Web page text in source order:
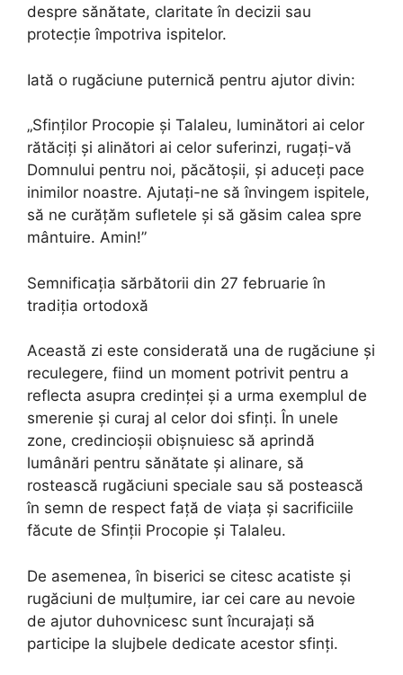
despre sănătate, claritate în decizii sau
protecție împotriva ispitelor.
Iată o rugăciune puternică pentru ajutor divin:
„Sfinților Procopie și Talaleu, luminători ai celor
rătăciți și alinători ai celor suferinzi, rugați-vă
Domnului pentru noi, păcătoșii, și aduceți pace
inimilor noastre. Ajutați-ne să învingem ispitele,
să ne curățăm sufletele și să găsim calea spre
mântuire. Amin!”
Semnificația sărbătorii din 27 februarie în
tradiția ortodoxă
Această zi este considerată una de rugăciune și
reculegere, fiind un moment potrivit pentru a
reflecta asupra credinței și a urma exemplul de
smerenie și curaj al celor doi sfinți. În unele
zone, credincioșii obișnuiesc să aprindă
lumânări pentru sănătate și alinare, să
rostească rugăciuni speciale sau să postească
în semn de respect față de viața și sacrificiile
făcute de Sfinții Procopie și Talaleu.
De asemenea, în biserici se citesc acatiste și
rugăciuni de mulțumire, iar cei care au nevoie
de ajutor duhovnicesc sunt încurajați să
participe la slujbele dedicate acestor sfinți.